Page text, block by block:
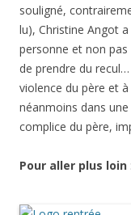
souligné,
lu), Christine Angot
personne et non
de prendre du recul…
violence du père et
néanmoins dans
complice du père,
Pour aller plus loin